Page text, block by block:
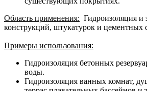
Область применения: Гидроизоляция и
конструкций, штукатурок и цементных
Примеры использования:
Гидроизоляция бетонных
воды.
Гидроизоляция ванных комнат,